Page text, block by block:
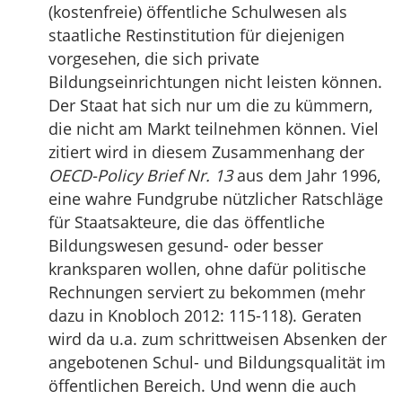
(kostenfreie) öffentliche Schulwesen als
staatliche Restinstitution für diejenigen
vorgesehen, die sich private
Bildungseinrichtungen nicht leisten können.
Der Staat hat sich nur um die zu kümmern,
die nicht am Markt teilnehmen können. Viel
zitiert wird in diesem Zusammenhang der
OECD-Policy Brief Nr. 13aus dem Jahr 1996,
eine wahre Fundgrube nützlicher Ratschläge
für Staatsakteure, die das öffentliche
Bildungswesen gesund- oder besser
kranksparen wollen, ohne dafür politische
Rechnungen serviert zu bekommen (mehr
dazu in Knobloch 2012: 115-118). Geraten
wird da u.a. zum schrittweisen Absenken der
angebotenen Schul- und Bildungsqualität im
öffentlichen Bereich. Und wenn die auch